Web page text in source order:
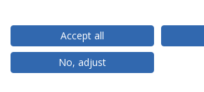
© 2026 Universidade Católica
Accept all
No, adjust